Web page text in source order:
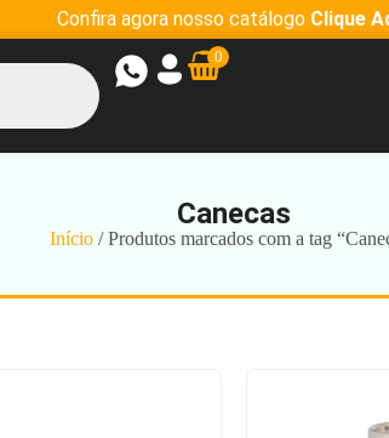
Confira agora nosso catálogo Clique
0
Canecas
Início / Produtos marcados com a tag